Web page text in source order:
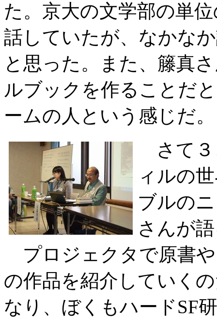
た。京大の文学部の単
話していたが、なかな
と思った。また、籐真
ルブックを作ることだ
ームの人という感じだ。
さて３
ィルの
ブルの
さんが
プロジェクタで原書
の作品を紹介していく
なり、ぼくもハードSF